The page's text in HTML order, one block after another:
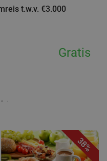
t.w.v. €3.000
Gratis
38%